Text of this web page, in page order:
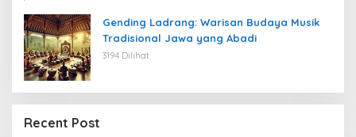
Gending Ladrang: Warisan Budaya Musik
Tradisional Jawa yang Abadi
3194 Dilihat
Recent Post